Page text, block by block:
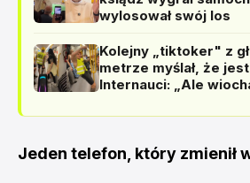
wylosował swój los
Kolejny „tiktoker" z
metrze myślał, że
Internauci: „Ale
Jeden telefon, który zmienił